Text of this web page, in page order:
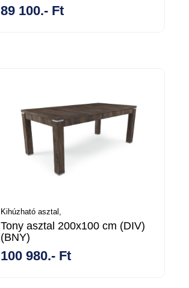
89 100.- Ft
Kihúzható asztal,
Tony asztal 200x100 cm (DIV)
(BNY)
100 980.- Ft